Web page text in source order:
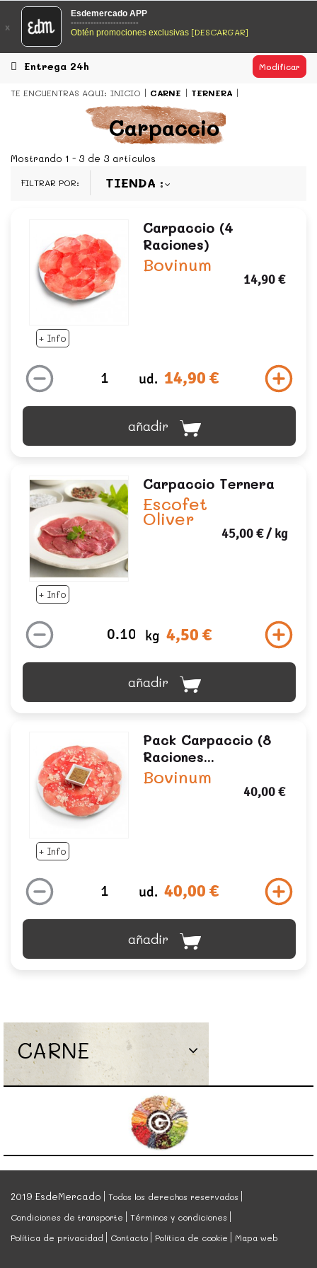
EsDeMercado.com
EsDeMercado.com
los mejores mercados de Barcelona y de productores
locales.
EsDeMercado.com
te lleva a casa los mejores productos de
los mejores mercados de Barcelona y de productores
x
Esdemercado APP
------------------------
Obtén promociones exclusivas [DESCARGAR]
Entrega 24h Modificar
TE ENCUENTRAS AQUI: INICIO CARNE TERNERA
Carpaccio
Mostrando 1 - 3 de 3 artículos
FILTRAR POR: TIENDA
+ Info
Carpaccio (4
Raciones)
Bovinum
14,90 €
ud. 14,90 €
añadir
+ Info
Carpaccio Ternera
Escofet
Oliver
45,00 €/ kg
kg 4,50 €
añadir
+ Info
Pack Carpaccio (8
Raciones...
Bovinum
40,00 €
ud. 40,00 €
añadir
CARNE
2019 EsdeMercado
Todos los derechos reservados
Condiciones de transporte
Términos y condiciones
Política de privacidad
Contacto Política de cookie Mapa web